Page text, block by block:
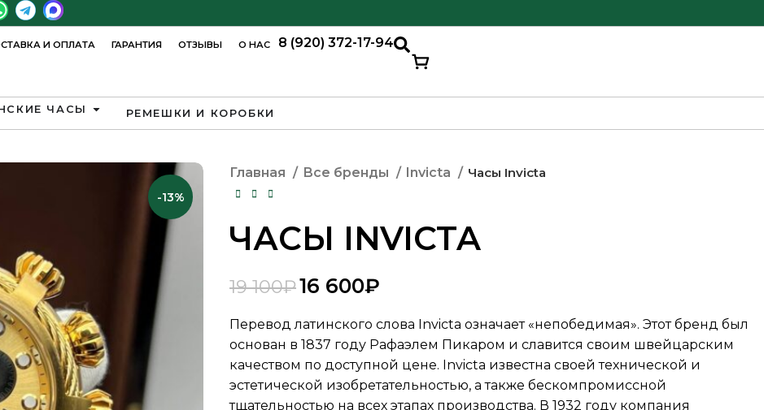
И ОПЛАТА ГАРАНТИЯ ОТЗЫВЫ О НАС 8 (920) 372-17-94
ЧАСЫ РЕМЕШКИ И КОРОБКИ
-13%
Главная Все бренды Invicta Часы Invicta
₽
ЧАСЫ INVICTA
19 100₽16 600₽
Перевод латинского слова Invicta означает «непобедимая». Этот бренд был
основан в 1837 году Рафаэлем Пикаром и славится своим швейцарским
качеством по доступной цене. Invicta известна своей технической и
эстетической изобретательностью, а также бескомпромиссной
тщательностью на всех этапах производства. В 1932 году компания